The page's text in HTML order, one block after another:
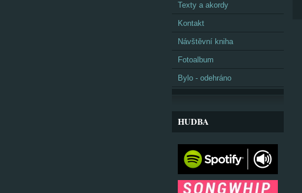
Texty a akordy
Kontakt
Návštěvní kniha
Fotoalbum
Bylo - odehráno
HUDBA